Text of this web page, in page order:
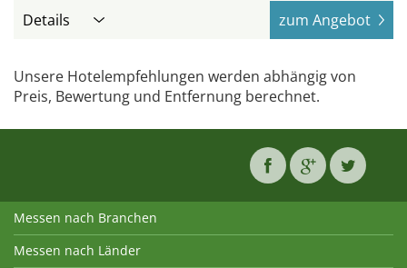
Details zum Angebot
Unsere Hotelempfehlungen werden abhängig von
Preis, Bewertung und Entfernung berechnet.
Messen nach Branchen
Messen nach Länder